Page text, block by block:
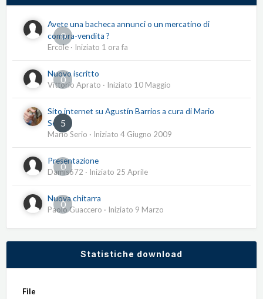
0
Avete una bacheca annunci o un mercatino di
compra-vendita ?
Ercole · Iniziato 1 ora fa
0
Nuovo iscritto
Vittorio Aprato · Iniziato 10 Maggio
5
Sito internet su Agustín Barrios a cura di Mario
Serio
Mario Serio · Iniziato 4 Giugno 2009
0
Presentazione
Damis672 · Iniziato 25 Aprile
0
Nuova chitarra
Paolo Guaccero · Iniziato 9 Marzo
Statistiche download
File